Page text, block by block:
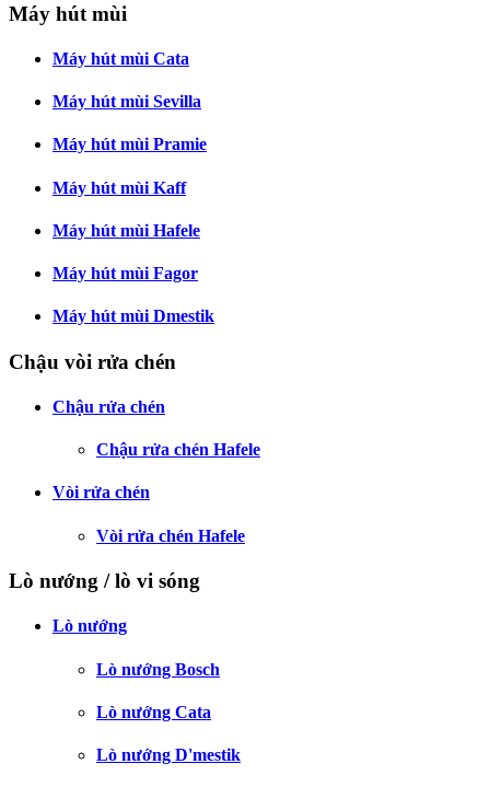
Máy hút mùi
Máy hút mùi Cata
Máy hút mùi Sevilla
Máy hút mùi Pramie
Máy hút mùi Kaff
Máy hút mùi Hafele
Máy hút mùi Fagor
Máy hút mùi Dmestik
Chậu vòi rửa chén
Chậu rửa chén
Chậu rửa chén Hafele
Vòi rửa chén
Vòi rửa chén Hafele
Lò nướng / lò vi sóng
Lò nướng
Lò nướng Bosch
Lò nướng Cata
Lò nướng D'mestik